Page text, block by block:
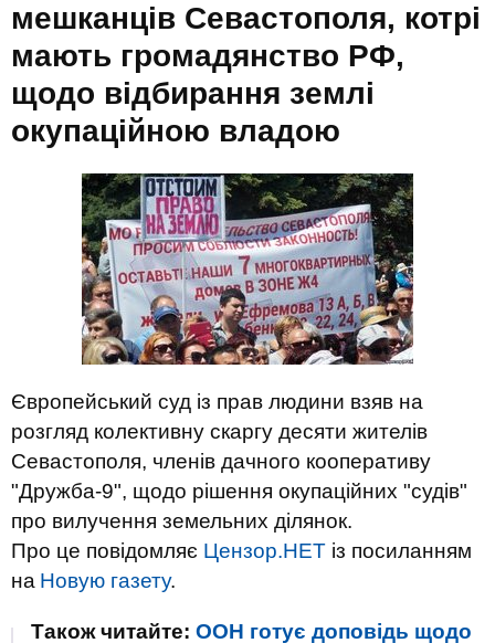
мешканців Севастополя, котрі
мають громадянство РФ,
щодо відбирання землі
окупаційною владою
Європейський суд із прав людини взяв на
розгляд колективну скаргу десяти жителів
Севастополя, членів дачного кооперативу
"Дружба-9", щодо рішення окупаційних "судів"
про вилучення земельних ділянок.
Про це повідомляє Цензор.НЕТ із посиланням
на Новую газету.
Також читайте: ООН готує доповідь щодо